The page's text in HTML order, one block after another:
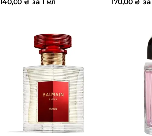
140,00 ₴ за 1 мл
170,00 ₴ за